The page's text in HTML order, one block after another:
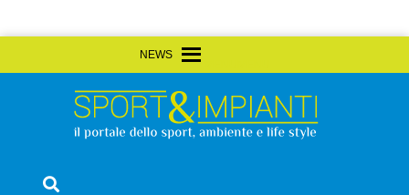
to
Sport&Impianti